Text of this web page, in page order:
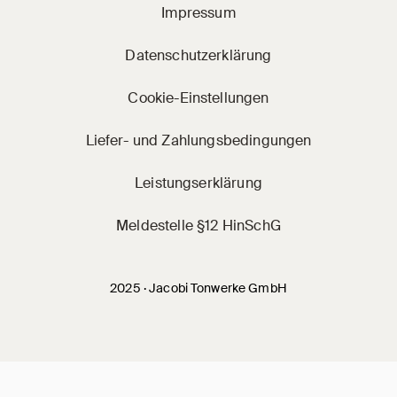
2025 · Jacobi Tonwerke GmbH
Impressum
Datenschutzerklärung
Cookie-Einstellungen
Liefer- und Zahlungsbedingungen
Leistungserklärung
Meldestelle §12 HinSchG